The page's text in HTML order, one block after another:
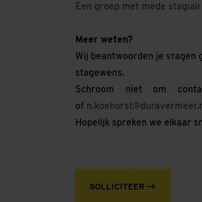
Een groep met mede
Meer weten?
Wij beantwoorden je vragen
stagewens.
Schroom niet om
of
Hopelijk spreken we elkaar
SOLLICITEER